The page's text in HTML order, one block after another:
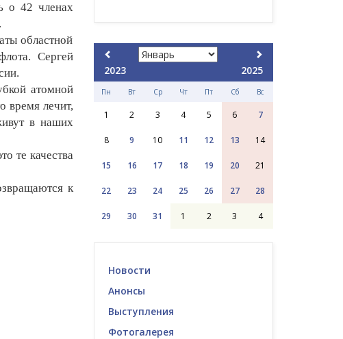
о 42 членах
областной
Сергей
атомной
время лечит,
в наших
те качества
к
2023 2025
Пн Вт Ср Чт Пт Сб Вс
1 2 3 4 5 6 7
8 9 10 11 12 13 14
15 16 17 18 19 20 21
22 23 24 25 26 27 28
29 30 31 1 2 3 4
Новости
Анонсы
Выступления
Фотогалерея